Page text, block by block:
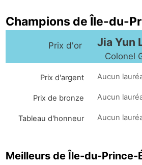
Champions de Île-du-
Prix d'or Jia Yun
Colonel
Prix d'argent Aucun
Prix de bronze Aucun
Tableau d'honneur Aucun
Meilleurs de Île-du-Prince-